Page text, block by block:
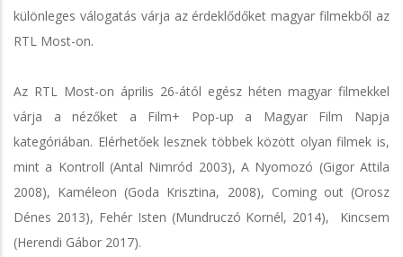
különleges válogatás várja az érdeklődőket magyar filmekből az
RTL Most-on.
Az RTL Most-on április 26-ától egész héten magyar filmekkel
várja a nézőket a Film+ Pop-up a Magyar Film Napja
kategóriában. Elérhetőek lesznek többek között olyan filmek is,
mint a Kontroll (Antal Nimród 2003), A Nyomozó (Gigor Attila
2008), Kaméleon (Goda Krisztina, 2008), Coming out (Orosz
Dénes 2013), Fehér Isten (Mundruczó Kornél, 2014), Kincsem
(Herendi Gábor 2017).